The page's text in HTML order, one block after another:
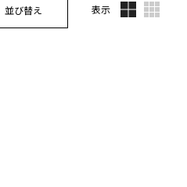
並び替え 表示